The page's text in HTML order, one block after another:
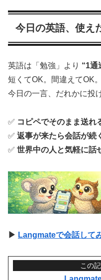
今日の英語、使え
英語は「勉強」より “1通
短くてOK。間違えてOK。
今日の一言、だれかに投
✅ コピペでそのまま送れ
✅ 返事が来たら会話が続
✅ 世界中の人と気軽に話
▶ Langmateで会話して
この